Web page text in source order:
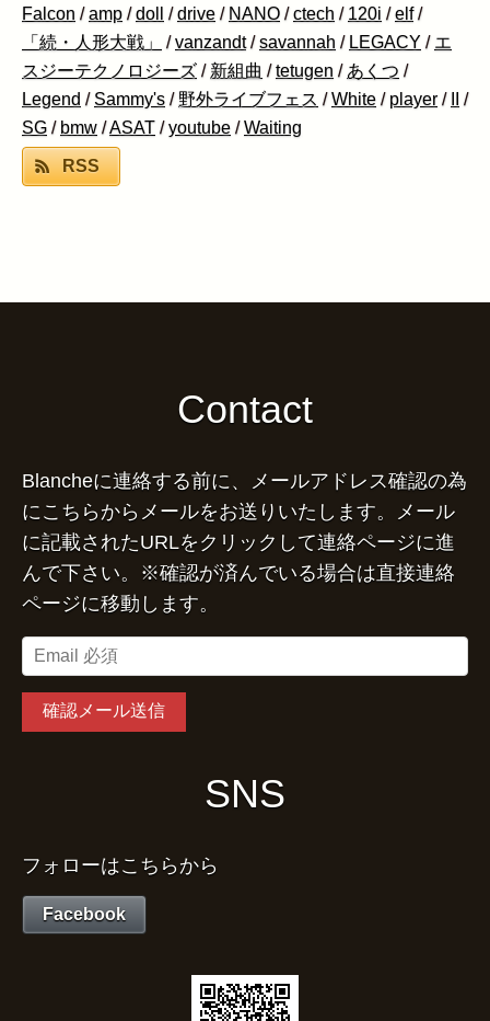
Falcon /amp /doll /drive / NANO /ctech / 120i /elf /
「続・人形大戦」
/vanzandt /savannah / LEGACY / エ
スジーテクノロジーズ / 新組曲 /tetugen / あくつ /
Legend /Sammy's / 野外ライブフェス /White / player /
/
SG / bmw /ASAT /youtube /Waiting
RSS
Contact
Blancheに連絡する前に、メールアドレス確認の為
にこちらからメールをお送りいたします。メール
に記載されたURLをクリックして連絡ページに進
んで下さい。※確認が済んでいる場合は直接連絡
ページに移動します。
SNS
フォローはこちらから
Facebook